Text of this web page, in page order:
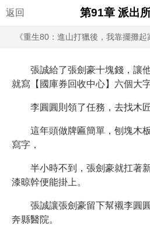
返回 第91章 派出
《重生80：進山打獵後，我靠擺攤起
張誠給了張劍豪十塊錢，讓
就寫【國庫券回收中心】六個大字
李圓圓則領了任務，去找木
這年頭做牌匾簡單，刨塊木
寫字，
半小時不到，張劍豪就扛著
漆晾幹便能掛上。
張誠讓張劍豪留下幫襯李圓
奔縣醫院。